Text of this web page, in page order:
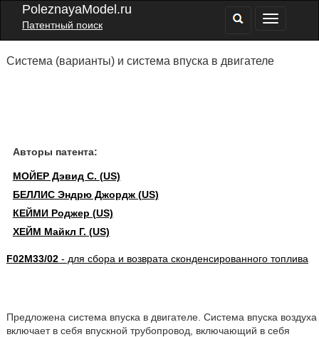
PoleznayaModel.ru
Патентный поиск
Система (варианты) и система впуска в двигателе
Авторы патента:
МОЙЕР Дэвид С. (US)
БЕЛЛИС Эндрю Джордж (US)
КЕЙМИ Роджер (US)
ХЕЙМ Майкл Г. (US)
F02M33/02- для сбора и возврата сконденсированного топлива
Предложена система впуска в двигателе. Система впуска воздуха
включает в себя впускной трубопровод, включающий в себя